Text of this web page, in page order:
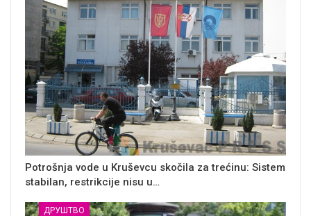
Potrošnja vode u Kruševcu skočila za trećinu: Sistem
stabilan, restrikcije nisu u…
ДРУШТВО